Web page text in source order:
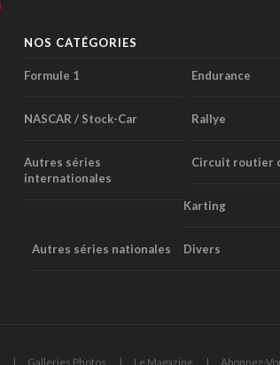
NOS CATÉGORIES
Formule 1 Endurance
NASCAR / Stock-Car Rallye
Autres séries
internationales
Circuit routier
Karting
Autres séries nationales Divers
Galleries Photos Le Magazine Abonnez-